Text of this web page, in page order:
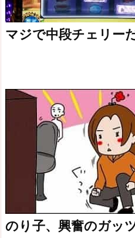
マジで中段チェリー
のり子、興奮のガッ